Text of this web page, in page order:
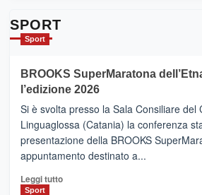
con
la
Al
via
i
collegamenti
SPORT
Sport
BROOKS SuperMaratona
l’edizione 2026
Si è svolta presso la Sala Consiliare del
Linguaglossa (Catania) la conferenza
presentazione della BROOKS
appuntamento destinato a...
Leggi tuttoLeggi
Sport